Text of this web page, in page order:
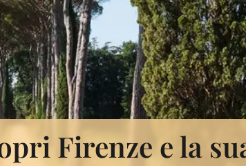
Firenze e la